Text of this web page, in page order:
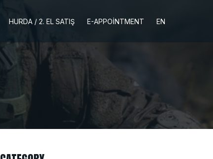
HURDA / 2. EL SATIŞ E-APPOINTMENT EN